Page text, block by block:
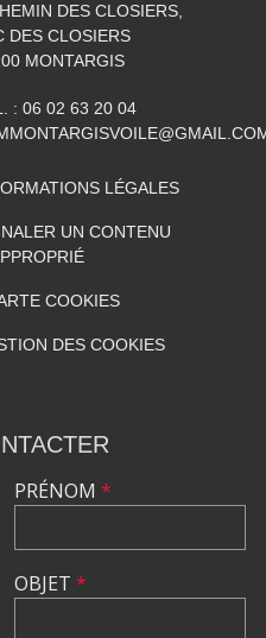
DES CLOSIERS,
DES CLOSIERS
MONTARGIS
: 06 02 63 20 04
LÉGALES
UN CONTENU
COOKIES
DES COOKIES
PRÉNOM *
OBJET *